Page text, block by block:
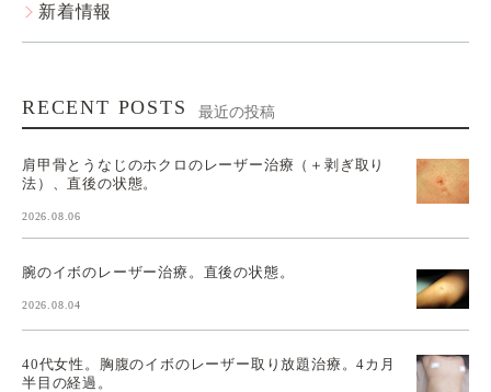
新着情報
RECENT POSTS 最近の投稿
肩甲骨とうなじのホクロのレーザー治療（＋剥ぎ取り
法）、直後の状態。
2026.08.06
腕のイボのレーザー治療。直後の状態。
2026.08.04
40代女性。胸腹のイボのレーザー取り放題治療。4カ月
半目の経過。